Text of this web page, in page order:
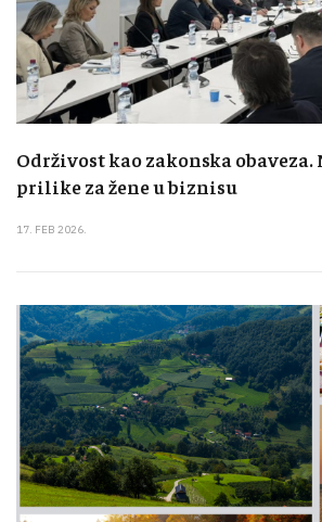
Održivost kao zakonska
prilike za žene u biznisu
17. FEB 2026.